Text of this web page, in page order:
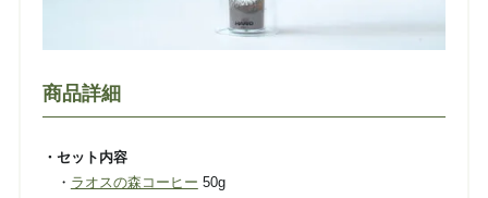
商品詳細
・セット内容
・ ラオスの森コーヒー 50g